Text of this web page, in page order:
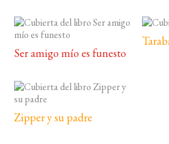
Ser amigo mío es funesto
Zipper y su padre